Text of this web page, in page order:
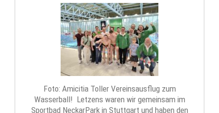
Foto: Amicitia Toller Vereinsausflug zum
Wasserball! Letzens waren wir gemeinsam im
Sportbad NeckarPark in Stuttgart und haben den